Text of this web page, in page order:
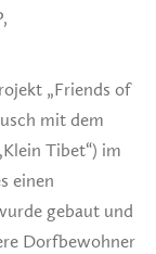
„Friends of
mit dem
Tibet“) im
einen
gebaut und
Dorfbewohner